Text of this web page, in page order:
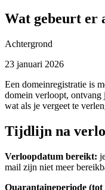
Wat gebeurt er
Achtergrond
23 januari 2026
Een domeinregistratie is
domein verloopt, ontvang
wat als je vergeet te
Tijdlijn na
Verloopdatum bereikt:
mail zijn niet meer
Quarantaineperiode (tot